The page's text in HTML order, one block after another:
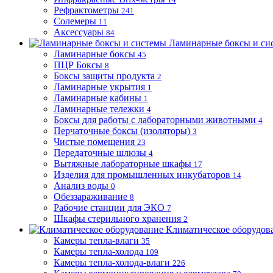
Рефрактометры 241
Солемеры 11
Аксессуары 84
Ламинарные боксы и
Ламинарные боксы 45
ПЦР Боксы 8
Боксы защиты продукта 2
Ламинарные укрытия 1
Ламинарные кабины 1
Ламинарные тележки 4
Боксы для работы с лабораторными животными 4
Перчаточные боксы (изоляторы) 3
Чистые помещения 23
Передаточные шлюзы 4
Вытяжные лабораторные шкафы 17
Изделия для промышленных инкубаторов 14
Анализ воды 0
Обеззараживание 8
Рабочие станции для ЭКО 7
Шкафы стерильного хранения 2
Климатическое
Камеры тепла-влаги 35
Камеры тепла-холода 109
Камеры тепла-холода-влаги 226